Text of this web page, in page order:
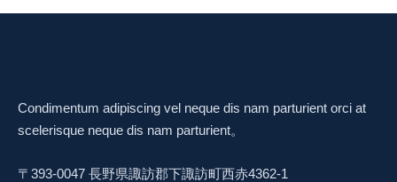
Condimentum adipiscing vel neque dis nam parturient orci at
scelerisque neque dis nam parturient。
〒393-0047 長野県諏訪郡下諏訪町西赤4362-1